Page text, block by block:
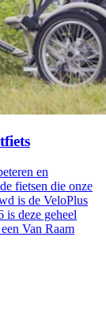
en
fietsen die onze
is de VeloPlus
is deze geheel
Van Raam